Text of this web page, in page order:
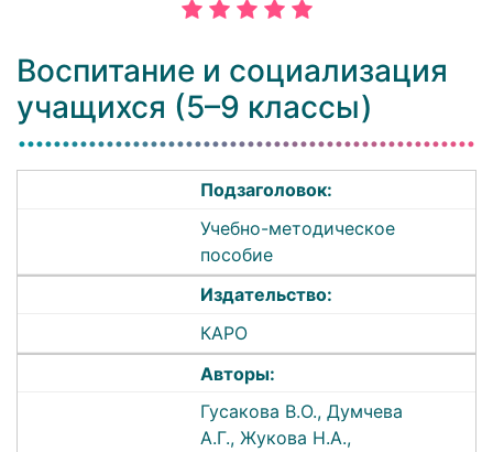
Воспитание и социализация
учащихся (5–9 классы)
Подзаголовок:
Учебно-методическое
пособие
Издательство:
КАРО
Авторы:
Гусакова В.О., Думчева
А.Г., Жукова Н.А.,